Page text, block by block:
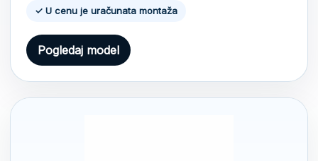
✓ U cenu je uračunata montaža
Pogledaj model